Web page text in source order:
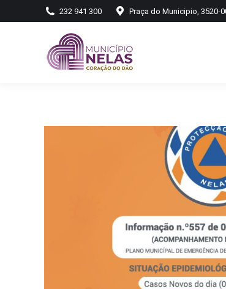
232 941 300 Praça do Municipio, 3520-